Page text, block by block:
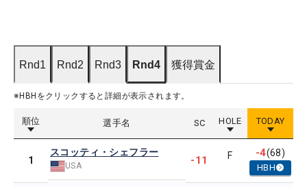
Rnd1 Rnd2 Rnd3 Rnd4 獲得賞金
※HBHをクリックすると詳細が表示されます。
順位 選手名 SC HOLE TODAY
1
スコッティ・シェフラー
USA -11 F -4(68)
HBH